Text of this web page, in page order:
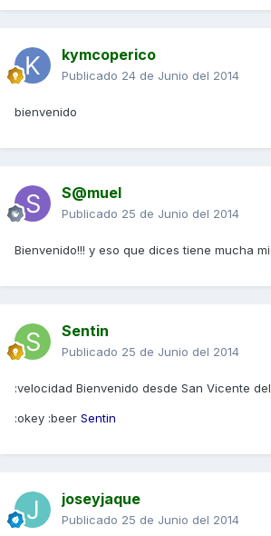
kymcoperico
Publicado 24 de Junio del 2014
bienvenido
S@muel
Publicado 25 de Junio del 2014
Bienvenido!!! y eso que dices tiene mucha
Sentin
Publicado 25 de Junio del 2014
:velocidad Bienvenido desde San Vicente
:okey :beer Sentin
joseyjaque
Publicado 25 de Junio del 2014